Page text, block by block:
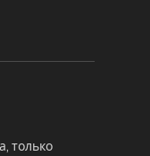
только